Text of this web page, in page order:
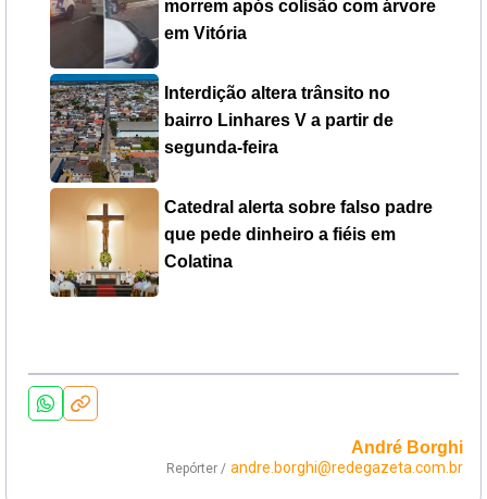
morrem após colisão com árvore
em Vitória
Interdição altera trânsito no
bairro Linhares V a partir de
segunda-feira
Catedral alerta sobre falso padre
que pede dinheiro a fiéis em
Colatina
André Borghi
Repórter / andre.borghi@redegazeta.com.br